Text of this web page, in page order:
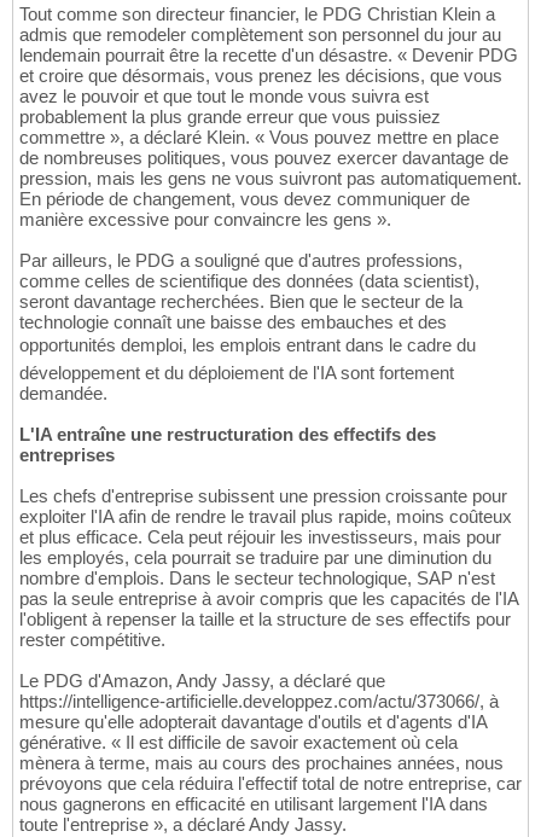
Tout comme son directeur financier, le PDG Christian Klein a
admis que remodeler complètement son personnel du jour au
lendemain pourrait être la recette d'un désastre. « Devenir PDG
et croire que désormais, vous prenez les décisions, que vous
avez le pouvoir et que tout le monde vous suivra est
probablement la plus grande erreur que vous puissiez
commettre », a déclaré Klein. « Vous pouvez mettre en place
de nombreuses politiques, vous pouvez exercer davantage de
pression, mais les gens ne vous suivront pas automatiquement.
En période de changement, vous devez communiquer de
manière excessive pour convaincre les gens ».
Par ailleurs, le PDG a souligné que d'autres professions,
comme celles de scientifique des données (data scientist),
seront davantage recherchées. Bien que le secteur de la
technologie connaît une baisse des embauches et des
opportunités demploi, les emplois entrant dans le cadre du
développement et du déploiement de l'IA sont fortement
demandée.
L'IA entraîne une restructuration des effectifs des
entreprises
Les chefs d'entreprise subissent une pression croissante pour
exploiter l'IA afin de rendre le travail plus rapide, moins coûteux
et plus efficace. Cela peut réjouir les investisseurs, mais pour
les employés, cela pourrait se traduire par une diminution du
nombre d'emplois. Dans le secteur technologique, SAP n'est
pas la seule entreprise à avoir compris que les capacités de l'IA
l'obligent à repenser la taille et la structure de ses effectifs pour
rester compétitive.
Le PDG d'Amazon, Andy Jassy, a déclaré que
https://intelligence-artificielle.developpez.com/actu/373066/, à
mesure qu'elle adopterait davantage d'outils et d'agents d'IA
générative. « Il est difficile de savoir exactement où cela
mènera à terme, mais au cours des prochaines années, nous
prévoyons que cela réduira l'effectif total de notre entreprise, car
nous gagnerons en efficacité en utilisant largement l'IA dans
toute l'entreprise », a déclaré Andy Jassy.